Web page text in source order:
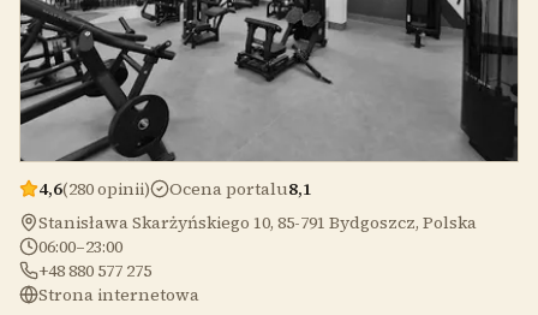
4,6(280 opinii) Ocena portalu8,1
Stanisława Skarżyńskiego 10, 85-791 Bydgoszcz, Polska
06:00–23:00
+48 880 577 275
Strona internetowa